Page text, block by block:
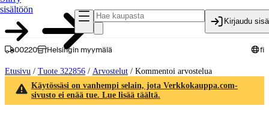
sisältöön
Kirjaudu
00220 Helsingin myymälä fi
Etusivu / Tuote 322856 / Arvostelut / Kommentoi arvostelua
Käytössäsi on vanhempi selain, jota Verkkokauppa.com-
sivusto ei enää tue. Lue lisää täältä.